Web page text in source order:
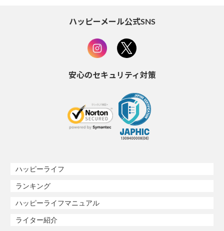
ハッピーメール公式SNS
安心のセキュリティ対策
ハッピーライフ
ランキング
ハッピーライフマニュアル
ライター紹介